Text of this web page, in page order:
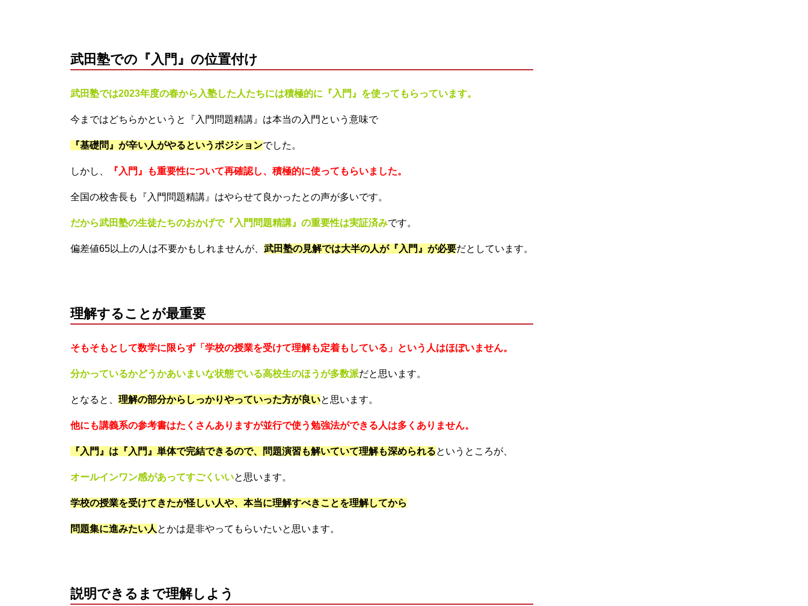
武田塾での『入門』の位置付け
武田塾では2023年度の春から入塾した人たちには積極的に『入門』を使ってもらっています。
今まではどちらかというと『入門問題精講』は本当の入門という意味で
『基礎問』が辛い人がやるというポジションでした。
しかし、 『入門』も重要性について再確認し、積極的に使ってもらいました。
全国の校舎長も『入門問題精講』はやらせて良かったとの声が多いです。
だから武田塾の生徒たちのおかげで『入門問題精講』の重要性は実証済みです。
偏差値65以上の人は不要かもしれませんが、 武田塾の見解では大半の人が『入門』が必要だとしています。
理解することが最重要
そもそもとして数学に限らず「学校の授業を受けて理解も定着もしている」という人はほぼいません。
分かっているかどうかあいまいな状態でいる高校生のほうが多数派だと思います。
となると、 理解の部分からしっかりやっていった方が良いと思います。
他にも講義系の参考書はたくさんありますが並行で使う勉強法ができる人は多くありません。
『入門』は『入門』単体で完結できるので、問題演習も解いていて理解も深められるというところが、
オールインワン感があってすごくいいと思います。
学校の授業を受けてきたが怪しい人や、本当に理解すべきことを理解してから
問題集に進みたい人 とかは是非やってもらいたいと思います。
説明できるまで理解しよう